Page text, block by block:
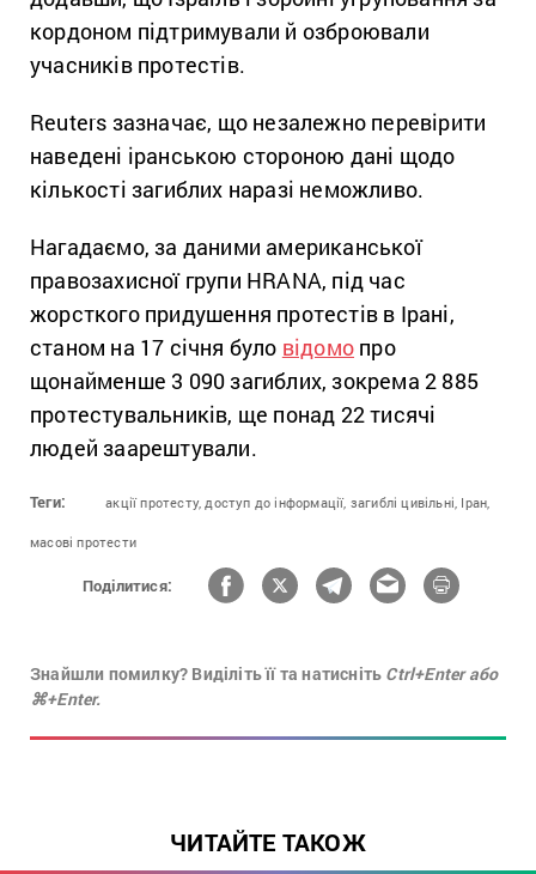
кордоном підтримували й озброювали
учасників протестів.
Reuters зазначає, що незалежно перевірити
наведені іранською стороною дані щодо
кількості загиблих наразі неможливо.
Нагадаємо, за даними американської
правозахисної групи HRANA, під час
жорсткого придушення протестів в Ірані,
станом на 17 січня було відомо про
щонайменше 3 090 загиблих, зокрема 2 885
протестувальників, ще понад 22 тисячі
людей заарештували.
Теги: акції протесту, доступ до інформації, загиблі цивільні, Іран,
масові протести
Поділитися:
Знайшли помилку? Виділіть її та натисніть Ctrl+Enter або
⌘+Enter.
ЧИТАЙТЕ ТАКОЖ